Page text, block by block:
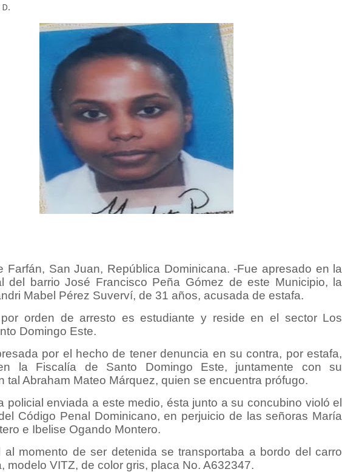
Farfán, San Juan, República Dominicana. -Fue apresado en la
del barrio José Francisco Peña Gómez de este Municipio, la
Mabel Pérez Suverví, de 31 años, acusada de estafa.
orden de arresto es estudiante y reside en el sector Los
Domingo Este.
por el hecho de tener denuncia en su contra, por estafa,
la Fiscalía de Santo Domingo Este, juntamente con su
tal Abraham Mateo Márquez, quien se encuentra prófugo.
policial enviada a este medio, ésta junto a su concubino violó el
Código Penal Dominicano, en perjuicio de las señoras María
e Ibelise Ogando Montero.
al momento de ser detenida se transportaba a bordo del carro
modelo VITZ, de color gris, placa No. A632347.